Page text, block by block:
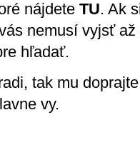
nájdete TU. Ak
nemusí vyjsť
hľadať.
tak mu
vy.